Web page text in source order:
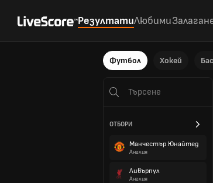
РезултатиЛюбими
Футбол Хокей
ОТБОРИ
Манчестър Юнайтед
Англия
Ливърпул
Англия